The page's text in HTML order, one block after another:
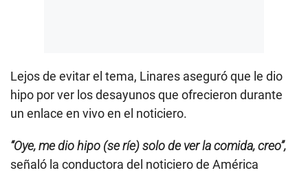
Lejos de evitar el tema, Linares aseguró que le dio
hipo por ver los desayunos que ofrecieron durante
un enlace en vivo en el noticiero.
“Oye, me dio hipo (se ríe) solo de ver la comida, creo”,
señaló la conductora del noticiero de América